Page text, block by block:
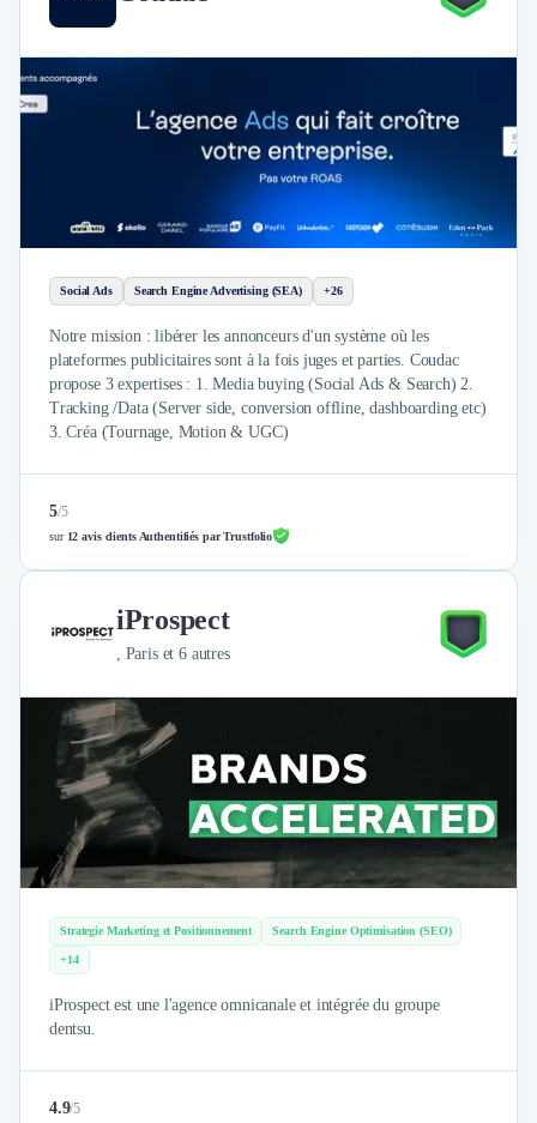
Social Ads Search Engine Advertising (SEA) +26
Notre mission : libérer les annonceurs d'un système où les
plateformes publicitaires sont à la fois juges et parties. Coudac
propose 3 expertises : 1. Media buying (Social Ads & Search) 2.
Tracking /Data (Server side, conversion offline, dashboarding etc)
3. Créa (Tournage, Motion & UGC)
5/5
sur 12 avis clients Authentifiés par Trustfolio
iProspect
, Paris et 6 autres
Strategie Marketing et Positionnement Search Engine Optimisation (SEO)
+14
iProspect est une l'agence omnicanale et intégrée du groupe
dentsu.
4.9/5